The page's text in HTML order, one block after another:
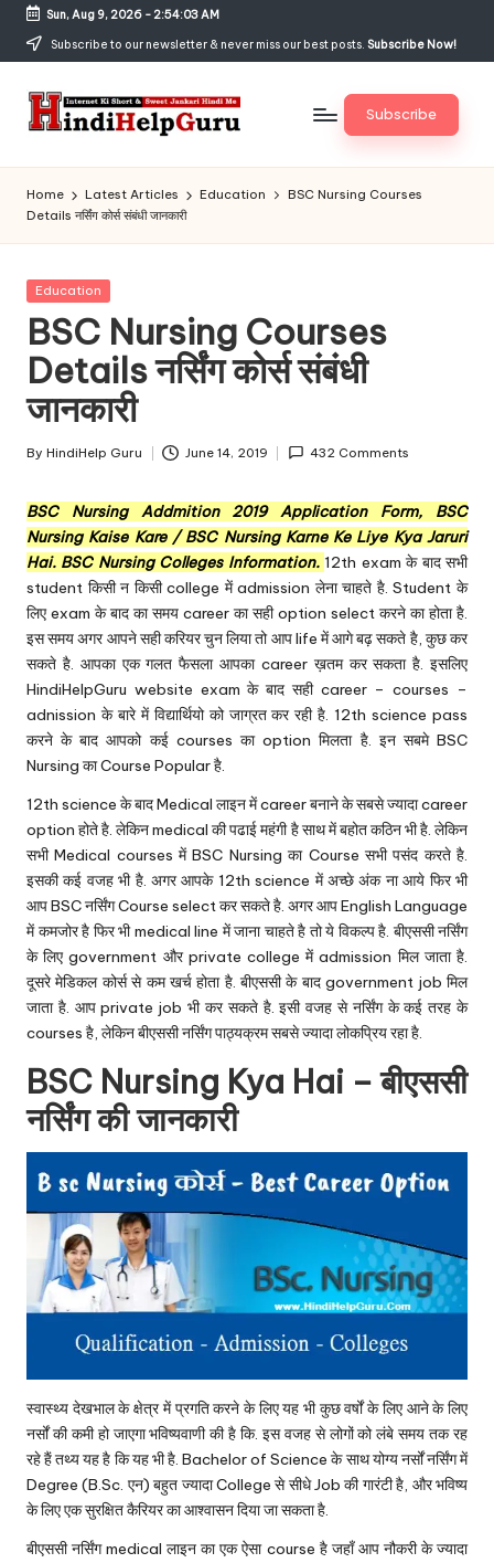
Skip
content
Sun, Aug 9, 2026- 2:54:05 AM
Subscribe to our newsletter & never miss our best posts. Subscribe Now!
H
in
di
H
el
p
G
u
r
u.
c
o
m
Jankari
Hindi
me
Subscribe
Home Latest Articles Education
BSC Nursing Courses
Details नर्सिंग कोर्स संबंधी जानकारी
Posted
Education
BSC Nursing Courses
Details नर्सिंग कोर्स संबंधी
जानकारी
Posted
By HindiHelp Guru June 14, 2019 432 Comments
BSC Nursing Addmition 2019 Application Form, BSC
Nursing Kaise Kare / BSC Nursing Karne Ke Liye Kya Jaruri
Hai. BSC Nursing Colleges Information. 12th exam के बाद सभी
student किसी न किसी college में admission लेना चाहते है. Student के
लिए exam के बाद का समय career का सही option select करने का होता है.
इस समय अगर आपने सही करियर चुन लिया तो आप life में आगे बढ़ सकते है, कुछ कर
सकते है. आपका एक गलत फैसला आपका career ख़तम कर सकता है. इसलिए
HindiHelpGuru website exam के बाद सही career – courses –
adnission के बारे में विद्यार्थियो को जाग्रत कर रही है. 12th science pass
करने के बाद आपको कई courses का option मिलता है. इन सबमे BSC
Nursing का Course Popular है.
12th science के बाद Medical लाइन में career बनाने के सबसे ज्यादा career
option होते है. लेकिन medical की पढाई महंगी है साथ में बहोत कठिन भी है. लेकिन
सभी Medical courses में BSC Nursing का Course सभी पसंद करते है.
इसकी कई वजह भी है. अगर आपके 12th science में अच्छे अंक ना आये फिर भी
आप BSC नर्सिंग Course select कर सकते है. अगर आप English Language
में कमजोर है फिर भी medical line में जाना चाहते है तो ये विकल्प है. बीएससी नर्सिंग
के लिए government और private college में admission मिल जाता है.
दूसरे मेडिकल कोर्स से कम खर्च होता है. बीएससी के बाद government job मिल
जाता है. आप private job भी कर सकते है. इसी वजह से नर्सिंग के कई तरह के
courses है, लेकिन बीएससी नर्सिंग पाठ्यक्रम सबसे ज्यादा लोकप्रिय रहा है.
BSC Nursing Kya Hai – बीएससी
नर्सिंग की जानकारी
स्वास्थ्य देखभाल के क्षेत्र में प्रगति करने के लिए यह भी कुछ वर्षों के लिए आने के लिए
नर्सों की कमी हो जाएगा भविष्यवाणी की है कि. इस वजह से लोगों को लंबे समय तक रह
रहे हैं तथ्य यह है कि यह भी है. Bachelor of Science के साथ योग्य नर्सों नर्सिंग में
Degree (B.Sc. एन) बहुत ज्यादा College से सीधे Job की गारंटी है, और भविष्य
के लिए एक सुरक्षित कैरियर का आश्वासन दिया जा सकता है.
बीएससी नर्सिंग medical लाइन का एक ऐसा course है जहाँ आप नौकरी के ज्यादा